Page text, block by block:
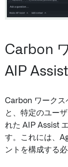
Carbon
AIP Assist
Carbon ワークス
と、特定のユー
れた AIP Assist
す。これには、
ントを構成する